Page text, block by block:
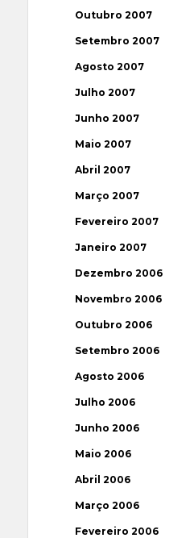
Outubro 2007
Setembro 2007
Agosto 2007
Julho 2007
Junho 2007
Maio 2007
Abril 2007
Março 2007
Fevereiro 2007
Janeiro 2007
Dezembro 2006
Novembro 2006
Outubro 2006
Setembro 2006
Agosto 2006
Julho 2006
Junho 2006
Maio 2006
Abril 2006
Março 2006
Fevereiro 2006